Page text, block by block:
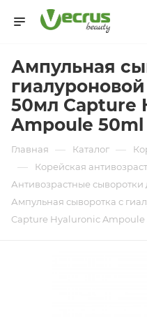
Ампульная
50мл Capture
Ampoule 50ml
Главная — Каталог —
— Корейская
Антивозрастные сыворотки
Ампульная сыворотка с
Capture Hyaluronic Ampoule